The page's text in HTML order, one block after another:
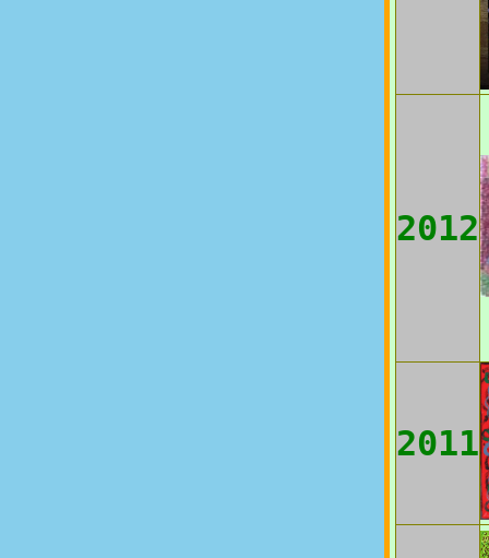
2012
2011